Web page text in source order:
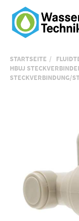
STARTSEITE
HBUJ
STECKVERBINDUNG/